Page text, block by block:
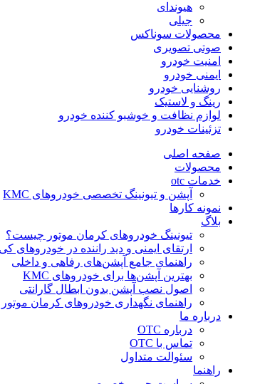
هیوندای
جیلی
محصولات سوناکس
صوتی تصویری
امنیت خودرو
ایمنی خودرو
روشنایی خودرو
رینگ و لاستیک
لوازم نظافت و خوشبو کننده خودرو
تزئینات خودرو
صفحه اصلی
محصولات
خدمات otc
آپشن و تیونینگ تخصصی خودروهای KMC
نمونه کارها
بلاگ
تیونینگ خودروهای کرمان موتور چیست؟
ارتقای ایمنی و دید راننده در خودروهای
راهنمای جامع آپشن‌های رفاهی و داخلی
بهترین آپشن‌ها برای خودروهای KMC
اصول نصب آپشن بدون ابطال گارانتی
راهنمای نگهداری خودروهای کرمان موتور
درباره ما
درباره OTC
تماس با OTC
سئوالت متداول
راهنما